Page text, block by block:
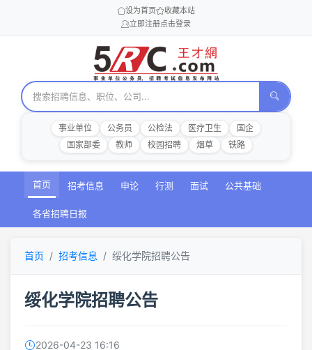
设为首页
收藏本站
立即注册点击登录
事业单位 公务员 公检法 医疗卫生
国企
国家部委
教师 校园招聘 烟草 铁路
首页 招考信息 申论 行测 面试 公共基础
各省招聘日报
首页 招考信息 绥化学院招聘公告
绥化学院招聘公告
2026-04-23 16:16